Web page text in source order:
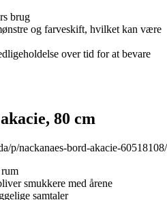
brug
og farveskift, hvilket kan være
over tid for at bevare
80 cm
p/nackanaes-bord-akacie-60518108/
smukkere med årene
samtaler